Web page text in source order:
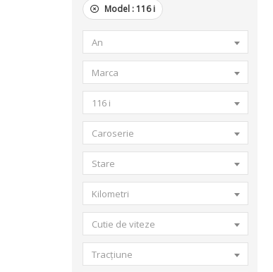
Model :116 i
An
Marca
116 i
Caroserie
Stare
Kilometri
Cutie de viteze
Tracțiune